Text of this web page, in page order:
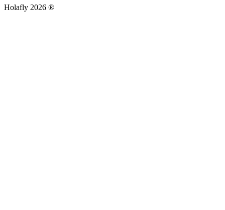
Holafly 2026 ®